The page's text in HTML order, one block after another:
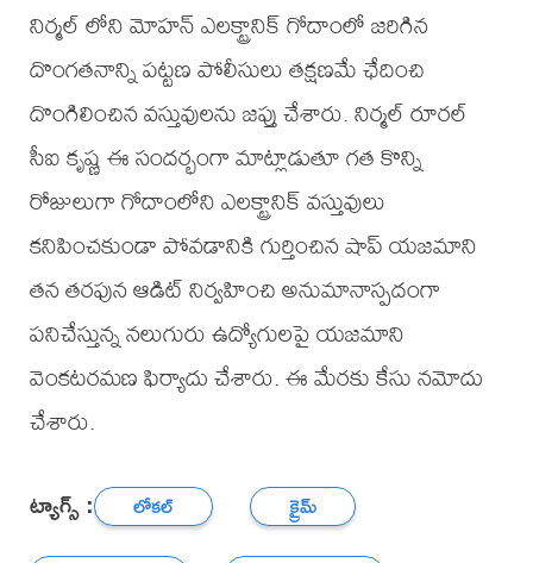
నిర్మల్ లోని మోహన్ ఎలక్ట్రానిక్ గోదాంలో జరిగిన
దొంగతనాన్ని పట్టణ పోలీసులు తక్షణమే ఛేదించి
దొంగిలించిన వస్తువులను జప్తు చేశారు. నిర్మల్ రూరల్
సీఐ కృష్ణ ఈ సందర్భంగా మాట్లాడుతూ గత కొన్ని
రోజులుగా గోదాంలోని ఎలక్ట్రానిక్ వస్తువులు
కనిపించకుండా పోవడానికి గుర్తించిన షాప్ యజమాని
తన తరఫున ఆడిట్ నిర్వహించి అనుమానాస్పదంగా
పనిచేస్తున్న నలుగురు ఉద్యోగులపై యజమాని
వెంకటరమణ ఫిర్యాదు చేశారు. ఈ మేరకు కేసు నమోదు
చేశారు.
ట్యాగ్స్ : లోకల్
క్రైమ్